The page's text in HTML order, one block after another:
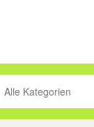
um zu suchen,
Alle Kategorien